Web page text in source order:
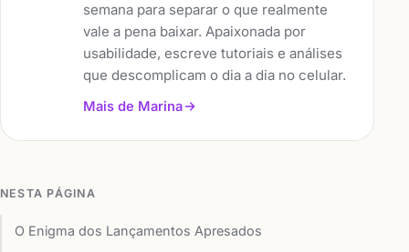
semana para separar o que realmente
vale a pena baixar. Apaixonada por
usabilidade, escreve tutoriais e análises
que descomplicam o dia a dia no celular.
Mais de Marina
NESTA PÁGINA
O Enigma dos Lançamentos Apresados